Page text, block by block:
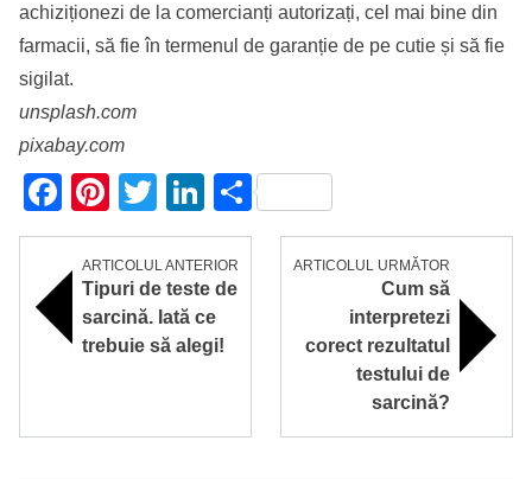
achiziționezi de la comercianți autorizați, cel mai bine din
farmacii, să fie în termenul de garanție de pe cutie și să fie
sigilat.
unsplash.com
pixabay.com
Facebook
Pinterest
TwitterLinkedIn
Partajează
ARTICOLUL ANTERIOR
Tipuri de teste de
sarcină. Iată ce
trebuie să alegi!
ARTICOLUL URMĂTOR
Cum să
interpretezi
corect rezultatul
testului de
sarcină?